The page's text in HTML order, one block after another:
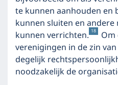
te kunnen aanhouden en
kunnen sluiten en
kunnen verrichten. 18
Om
verenigingen in de zin
degelijk
noodzakelijk de